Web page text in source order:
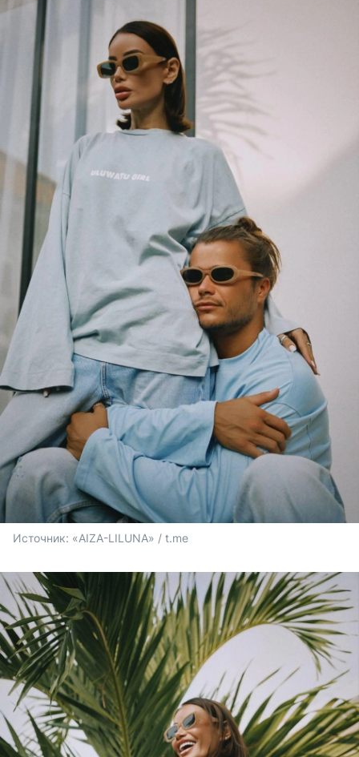
Источник: «AIZA-LILUNA» / t.me